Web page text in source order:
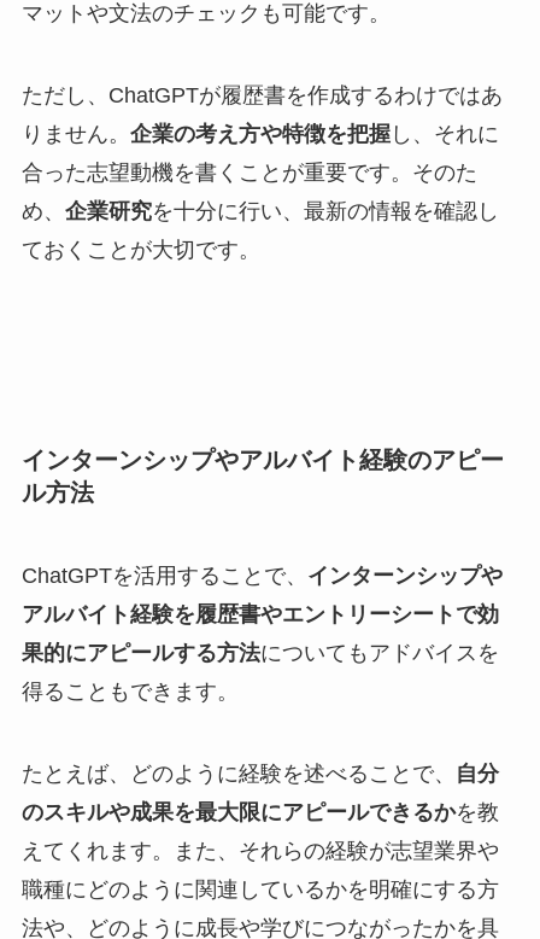
マットや文法のチェックも可能です。
ただし、ChatGPTが履歴書を作成するわけではあ
りません。 企業の考え方や特徴を把握し、それに
合った志望動機を書くことが重要です。そのた
め、 企業研究を十分に行い、最新の情報を確認し
ておくことが大切です。
インターンシップやアルバイト経験のアピー
ル方法
ChatGPTを活用することで、 インターンシップや
アルバイト経験を履歴書やエントリーシートで効
果的にアピールする方法についてもアドバイスを
得ることもできます。
たとえば、どのように経験を述べることで、
自分
のスキルや成果を最大限にアピールできるかを教
えてくれます。また、それらの経験が志望業界や
職種にどのように関連しているかを明確にする方
法や、どのように成長や学びにつながったかを具